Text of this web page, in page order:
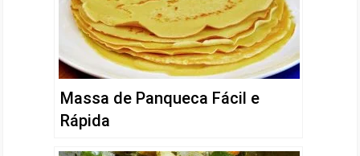
Massa de Panqueca Fácil e
Rápida